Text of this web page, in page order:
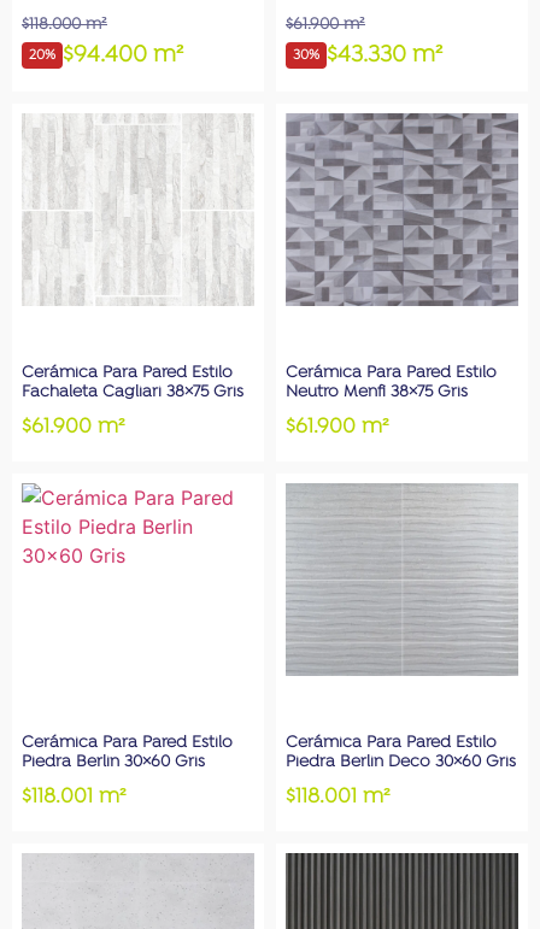
$118.000 m²
20% $94.400 m²
$61.900 m²
30% $43.330 m²
Cerámica Para Pared Estilo
Fachaleta Cagliari 38×75 Gris
$61.900 m²
Cerámica Para Pared Estilo
Neutro Menfi 38×75 Gris
$61.900 m²
Cerámica Para Pared Estilo
Piedra Berlin 30×60 Gris
$118.001 m²
Cerámica Para Pared Estilo
Piedra Berlin Deco 30×60 Gris
$118.001 m²